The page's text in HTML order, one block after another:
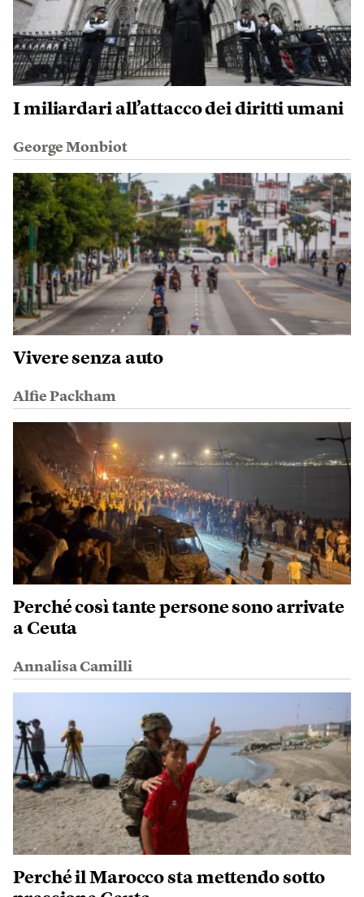
I miliardari all’attacco dei diritti umani
George Monbiot
Vivere senza auto
Alfie Packham
Perché così tante persone sono arrivate
a Ceuta
Annalisa Camilli
Perché il Marocco sta mettendo sotto